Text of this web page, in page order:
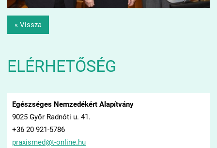
« Vissza
ELÉRHETŐSÉG
Egészséges Nemzedékért Alapítvány
9025 Győr Radnóti u. 41.
+36 20 921-5786
praxismed@t-online.hu